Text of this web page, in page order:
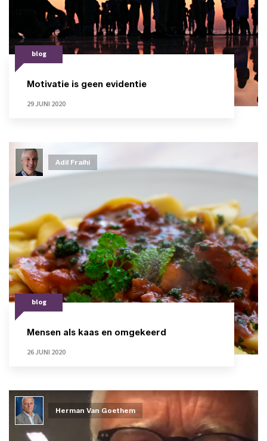
blog
Motivatie is geen evidentie
29 JUNI 2020
blog
Mensen als kaas en omgekeerd
26 JUNI 2020
Adil Fraihi
Herman Van Goethem